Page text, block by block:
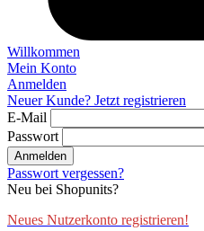
Willkommen
Mein Konto
Anmelden
Neuer Kunde? Jetzt registrieren
E-Mail
Passwort
Anmelden
Passwort vergessen?
Neu bei Shopunits?
Neues Nutzerkonto registrieren!